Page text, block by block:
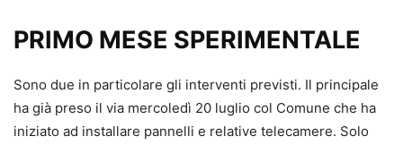
PRIMO MESE SPERIMENTALE
Sono due in particolare gli interventi previsti. Il principale
ha già preso il via mercoledì 20 luglio col Comune che ha
iniziato ad installare pannelli e relative telecamere. Solo